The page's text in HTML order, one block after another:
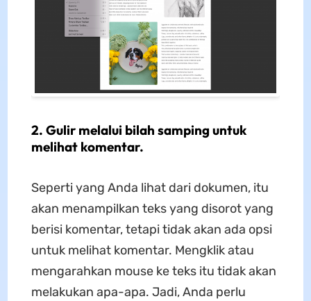
2. Gulir melalui bilah samping untuk
melihat komentar.
Seperti yang Anda lihat dari dokumen, itu
akan menampilkan teks yang disorot yang
berisi komentar, tetapi tidak akan ada opsi
untuk melihat komentar. Mengklik atau
mengarahkan mouse ke teks itu tidak akan
melakukan apa-apa. Jadi, Anda perlu